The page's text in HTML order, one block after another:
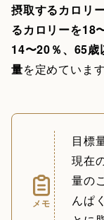
摂取するカロリ
るカロリーを18
14〜20％、65歳
量を定めています
メモ
目標
現在
量の
んぱ